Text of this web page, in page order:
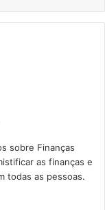
sobre Finanças
as finanças e
todas as pessoas.